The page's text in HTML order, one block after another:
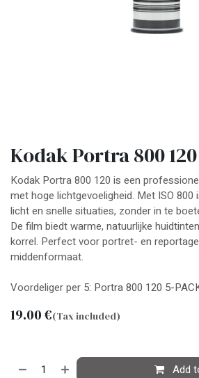
Kodak Portra 800 120
Kodak Portra 800 120 is een
met hoge lichtgevoeligheid. Met ISO 800
licht en snelle situaties, zonder in te
De film biedt warme, natuurlijke
korrel. Perfect voor portret- en
middenformaat.
Voordeliger per 5: Portra 800 120 5-
19.00€(Tax included)
Add